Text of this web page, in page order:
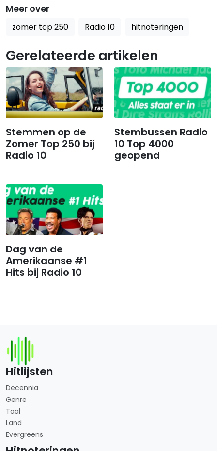
Meer over
zomer top 250 Radio 10 hitnoteringen
Gerelateerde artikelen
Stemmen op de
Zomer Top 250 bij
Radio 10
Stembussen Radio
10 Top 4000
geopend
Dag van de
Amerikaanse #1
Hits bij Radio 10
Hitlijsten
Decennia
Genre
Taal
Land
Evergreens